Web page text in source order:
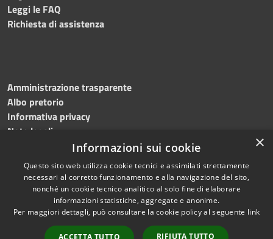
Leggi le FAQ
Richiesta di assistenza
Amministrazione trasparente
Albo pretorio
Informativa privacy
Note legali
Dichiarazione di accessibilità
Accessibilità
Copyright © 2026 • Comune di
Martinengo • Powered by
Municipium• Accesso
×
Informazioni sui cookie
Questo sito web utilizza cookie tecnici e assimilati strettamente
necessari al corretto funzionamento e alla navigazione del sito,
nonché un cookie tecnico analitico al solo fine di elaborare
informazioni statistiche, aggregate e anonime.
Per maggiori dettagli, può consultare la cookie policy al seguente link
ACCETTA TUTTO RIFIUTA TUTTO